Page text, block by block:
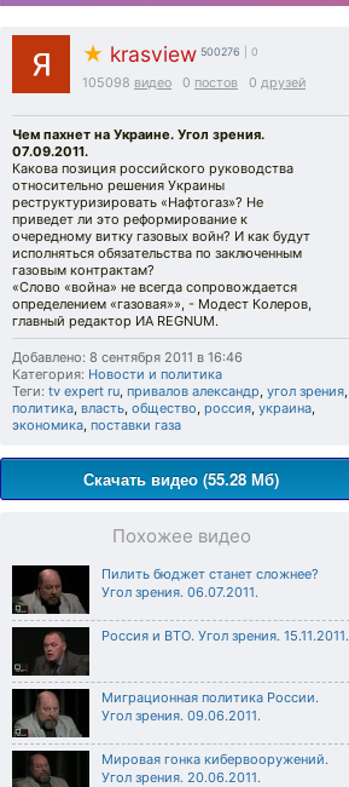
★ krasview 500276 | 0
105098 видео 0 постов 0 друзей
Чем пахнет на Украине. Угол зрения.
07.09.2011.
Какова позиция российского руководства
относительно решения Украины
реструктуризировать «Нафтогаз»? Не
приведет ли это реформирование к
очередному витку газовых войн? И как будут
исполняться обязательства по заключенным
газовым контрактам?
«Слово «война» не всегда сопровождается
определением «газовая»», - Модест Колеров,
главный редактор ИА REGNUM.
Добавлено: 8 сентября 2011 в 16:46
Категория: Новости и политика
Теги: tv expert ru, привалов александр, угол зрения,
политика, власть, общество, россия, украина,
экономика, поставки газа
Скачать видео (55.28 Мб)
Похожее видео
Пилить бюджет станет сложнее?
Угол зрения. 06.07.2011.
Россия и ВТО. Угол зрения. 15.11.2011.
Миграционная политика России.
Угол зрения. 09.06.2011.
Мировая гонка кибервооружений.
Угол зрения. 20.06.2011.